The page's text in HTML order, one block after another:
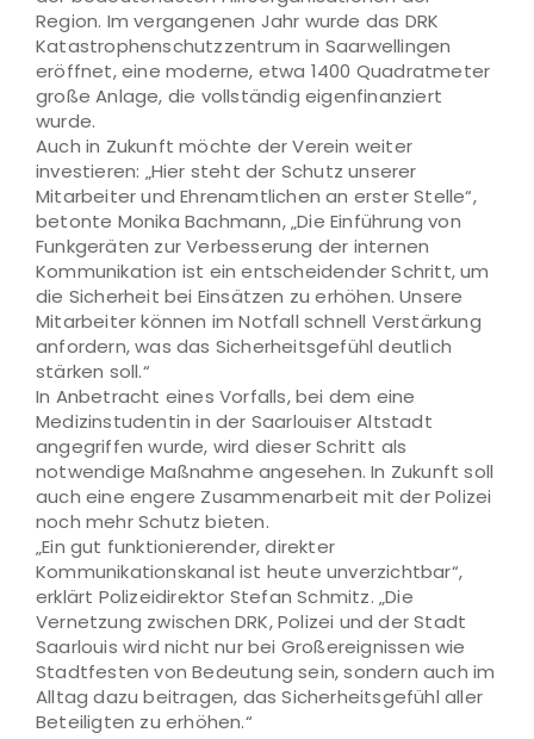
Region. Im vergangenen Jahr wurde das DRK
Katastrophenschutzzentrum in Saarwellingen
eröffnet, eine moderne, etwa 1400 Quadratmeter
große Anlage, die vollständig eigenfinanziert
wurde.
Auch in Zukunft möchte der Verein weiter
investieren: „Hier steht der Schutz unserer
Mitarbeiter und Ehrenamtlichen an erster Stelle“,
betonte Monika Bachmann, „Die Einführung von
Funkgeräten zur Verbesserung der internen
Kommunikation ist ein entscheidender Schritt, um
die Sicherheit bei Einsätzen zu erhöhen. Unsere
Mitarbeiter können im Notfall schnell Verstärkung
anfordern, was das Sicherheitsgefühl deutlich
stärken soll.“
In Anbetracht eines Vorfalls, bei dem eine
Medizinstudentin in der Saarlouiser Altstadt
angegriffen wurde, wird dieser Schritt als
notwendige Maßnahme angesehen. In Zukunft soll
auch eine engere Zusammenarbeit mit der Polizei
noch mehr Schutz bieten.
„Ein gut funktionierender, direkter
Kommunikationskanal ist heute unverzichtbar“,
erklärt Polizeidirektor Stefan Schmitz. „Die
Vernetzung zwischen DRK, Polizei und der Stadt
Saarlouis wird nicht nur bei Großereignissen wie
Stadtfesten von Bedeutung sein, sondern auch im
Alltag dazu beitragen, das Sicherheitsgefühl aller
Beteiligten zu erhöhen.“